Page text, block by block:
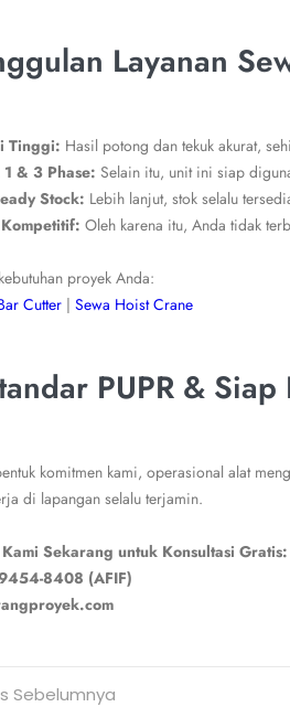
Layanan
Tinggi: Hasil potong dan tekuk akurat,
& 3 Phase: Selain itu, unit ini siap
Stock: Lebih lanjut, stok selalu
Oleh karena itu, Anda tidak
proyek Anda:
Cutter| Sewa Hoist Crane
PUPR &
komitmen kami, operasional alat
di lapangan selalu terjamin.
Sekarang untuk Konsultasi Gratis:
8408 (AFIF)
Sebelumnya